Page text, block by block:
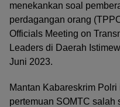
menekankan soal
perdagangan orang
Officials Meeting on
Leaders di Daerah
Juni 2023.
Mantan Kabareskrim
pertemuan SOMTC salah